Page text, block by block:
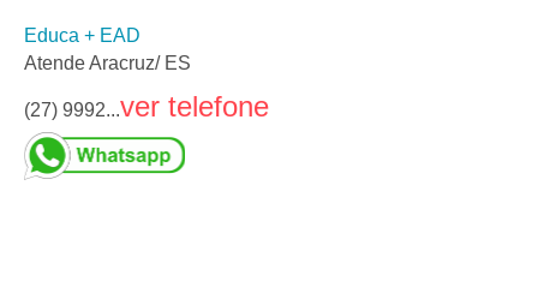
Educa + EAD
Atende Aracruz/ ES
(27) 9992...ver telefone